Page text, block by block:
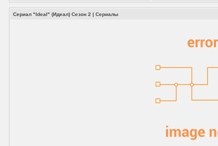
Сериал "Ideal" (Идеал) Сезон 2 |Сериалы